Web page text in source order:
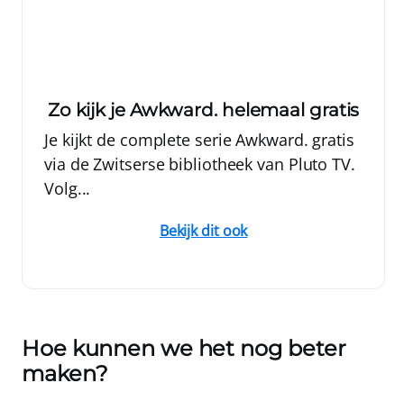
Zo kijk je Awkward. helemaal gratis
Je kijkt de complete serie Awkward. gratis
via de Zwitserse bibliotheek van Pluto TV.
Volg...
Bekijk dit ook
Hoe kunnen we het nog beter
maken?